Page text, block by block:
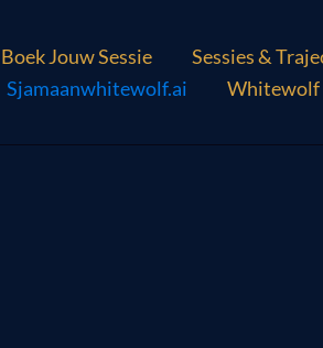
Boek Jouw Sessie Sessies &
Sjamaanwhitewolf.ai Whitewolf